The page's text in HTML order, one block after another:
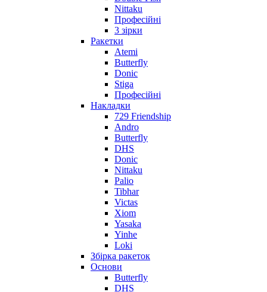
Nittaku
Професійні
3 зірки
Ракетки
Atemi
Butterfly
Donic
Stiga
Професійні
Накладки
729 Friendship
Andro
Butterfly
DHS
Donic
Nittaku
Palio
Tibhar
Victas
Xiom
Yasaka
Yinhe
Loki
Збірка ракеток
Основи
Butterfly
DHS